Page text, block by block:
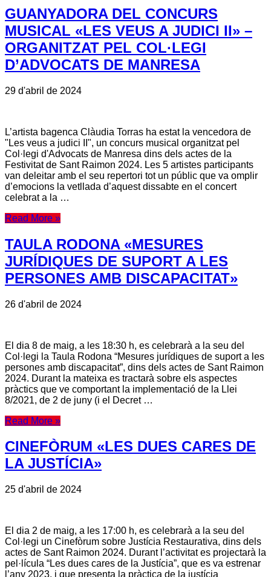
GUANYADORA DEL CONCURS
MUSICAL «LES VEUS A JUDICI II» –
ORGANITZAT PEL COL·LEGI
D’ADVOCATS DE MANRESA
29 d'abril de 2024
L’artista bagenca Clàudia Torras ha estat la vencedora de
"Les veus a judici II", un concurs musical organitzat pel
Col·legi d'Advocats de Manresa dins dels actes de la
Festivitat de Sant Raimon 2024. Les 5 artistes participants
van deleitar amb el seu repertori tot un públic que va omplir
d’emocions la vetllada d’aquest dissabte en el concert
celebrat a la …
Read More »
TAULA RODONA «MESURES
JURÍDIQUES DE SUPORT A LES
PERSONES AMB DISCAPACITAT»
26 d'abril de 2024
El dia 8 de maig, a les 18:30 h, es celebrarà a la seu del
Col·legi la Taula Rodona “Mesures jurídiques de suport a les
persones amb discapacitat”, dins dels actes de Sant Raimon
2024. Durant la mateixa es tractarà sobre els aspectes
pràctics que ve comportant la implementació de la Llei
8/2021, de 2 de juny (i el Decret …
Read More »
CINEFÒRUM «LES DUES CARES DE
LA JUSTÍCIA»
25 d'abril de 2024
El dia 2 de maig, a les 17:00 h, es celebrarà a la seu del
Col·legi un Cinefòrum sobre Justícia Restaurativa, dins dels
actes de Sant Raimon 2024. Durant l’activitat es projectarà la
pel·lícula “Les dues cares de la Justícia”, que es va estrenar
l’any 2023, i que presenta la pràctica de la justícia